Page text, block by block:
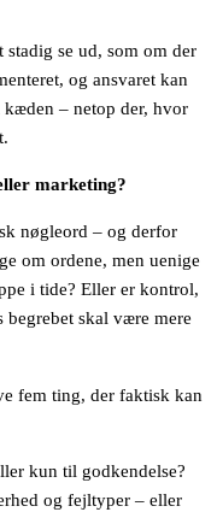
se ud, som om der
og ansvaret kan
kæden – netop der, hvor
marketing?
nøgleord – og derfor
om ordene, men uenige
i tide? Eller er kontrol,
skal være mere
fem ting, der faktisk kan
kun til godkendelse?
og fejltyper – eller